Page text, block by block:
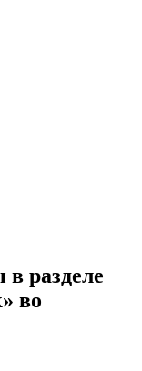
разделе
во